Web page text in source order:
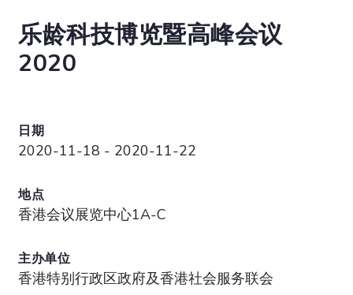
乐龄科技博览暨高峰会议
2020
日期
2020-11-18 - 2020-11-22
地点
香港会议展览中心1A-C
主办单位
香港特别行政区政府及香港社会服务联会